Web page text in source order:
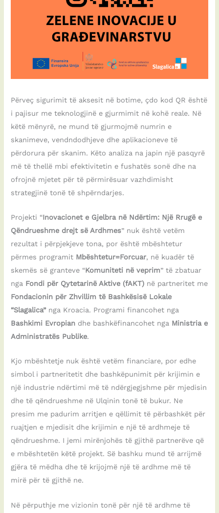
Përveç sigurimit të aksesit në botime, çdo kod QR është
i pajisur me teknologjinë e gjurmimit në kohë reale. Në
këtë mënyrë, ne mund të gjurmojmë numrin e
skanimeve, vendndodhjeve dhe aplikacioneve të
përdorura për skanim. Këto analiza na japin një pasqyrë
më të thellë mbi efektivitetin e fushatës sonë dhe na
ofrojnë mjetet për të përmirësuar vazhdimisht
strategjinë tonë të shpërndarjes.
Projekti “Inovacionet e Gjelbra në Ndërtim: Një Rrugë e
Qëndrueshme drejt së Ardhmes” nuk është vetëm
rezultat i përpjekjeve tona, por është mbështetur
përmes programit Mbështetur=Forcuar, në kuadër të
skemës së granteve “Komuniteti në veprim” të zbatuar
nga Fondi për Qytetarinë Aktive (fAKT) në partneritet me
Fondacionin për Zhvillim të Bashkësisë Lokale
“Slagalica”nga Kroacia. Programi financohet nga
Bashkimi Evropian dhe bashkëfinancohet nga Ministria e
Administratës Publike.
Kjo mbështetje nuk është vetëm financiare, por edhe
simbol i partneritetit dhe bashkëpunimit për krijimin e
një industrie ndërtimi më të ndërgjegjshme për mjedisin
dhe të qëndrueshme në Ulqinin tonë të bukur. Ne
presim me padurim arritjen e qëllimit të përbashkët për
ruajtjen e mjedisit dhe krijimin e një të ardhmeje të
qëndrueshme. I jemi mirënjohës të gjithë partnerëve që
e mbështetën këtë projekt. Së bashku mund të arrijmë
gjëra të mëdha dhe të krijojmë një të ardhme më të
mirë për të gjithë ne.
Në përputhje me vizionin tonë për një të ardhme të